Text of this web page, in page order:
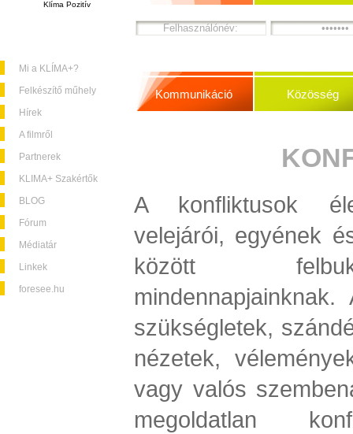
Klíma Pozitív
Mi a KLÍMA+?
Felkészítő műhely
Hírek
A filmről
Partnerek
KLIMA+ Szakértők
BLOG
Fórum
Médiatár
Linkek
foresee.hu
Kommunikáció Közösség
A konfliktusok
velejárói, egyének
között
szükségletek,
nézetek,
vagy valós
megoldatlan